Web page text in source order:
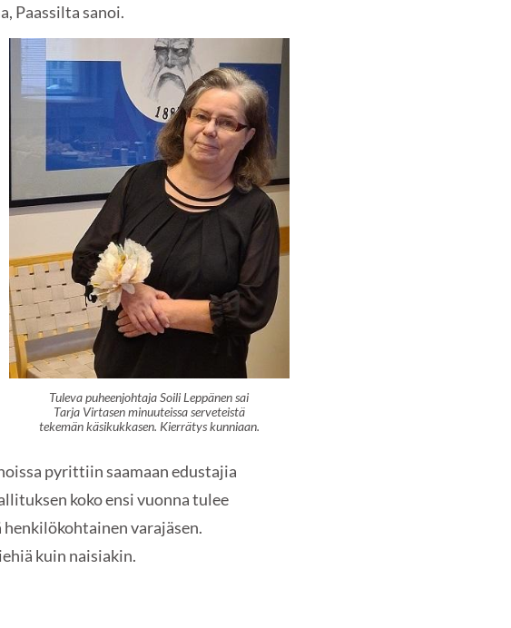
Paassilta sanoi.
Tuleva puheenjohtaja Soili Leppänen sai
Tarja Virtasen minuuteissa serveteistä
tekemän käsikukkasen. Kierrätys kunniaan.
pyrittiin saamaan edustajia
koko ensi vuonna tulee
varajäsen.
kuin naisiakin.